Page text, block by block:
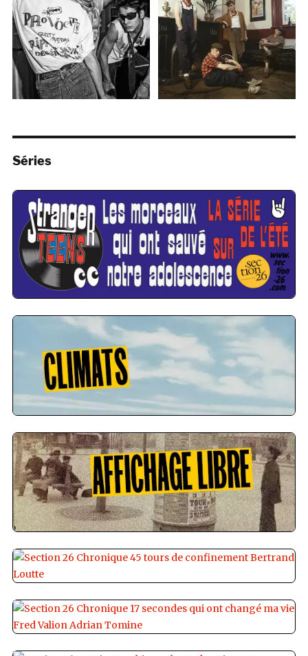
Séries